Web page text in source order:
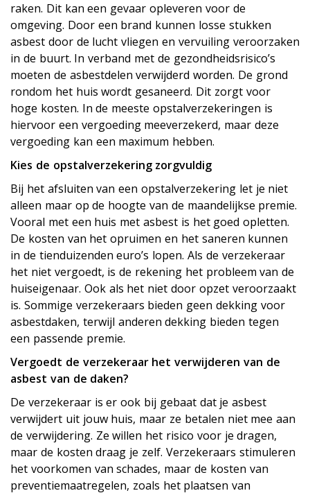
raken. Dit kan een gevaar opleveren voor de
omgeving. Door een brand kunnen losse stukken
asbest door de lucht vliegen en vervuiling veroorzaken
in de buurt. In verband met de gezondheidsrisico’s
moeten de asbestdelen verwijderd worden. De grond
rondom het huis wordt gesaneerd. Dit zorgt voor
hoge kosten. In de meeste opstalverzekeringen is
hiervoor een vergoeding meeverzekerd, maar deze
vergoeding kan een maximum hebben.
Kies de opstalverzekering zorgvuldig
Bij het afsluiten van een opstalverzekering let je niet
alleen maar op de hoogte van de maandelijkse premie.
Vooral met een huis met asbest is het goed opletten.
De kosten van het opruimen en het saneren kunnen
in de tienduizenden euro’s lopen. Als de verzekeraar
het niet vergoedt, is de rekening het probleem van de
huiseigenaar. Ook als het niet door opzet veroorzaakt
is. Sommige verzekeraars bieden geen dekking voor
asbestdaken, terwijl anderen dekking bieden tegen
een passende premie.
Vergoedt de verzekeraar het verwijderen van de
asbest van de daken?
De verzekeraar is er ook bij gebaat dat je asbest
verwijdert uit jouw huis, maar ze betalen niet mee aan
de verwijdering. Ze willen het risico voor je dragen,
maar de kosten draag je zelf. Verzekeraars stimuleren
het voorkomen van schades, maar de kosten van
preventiemaatregelen, zoals het plaatsen van